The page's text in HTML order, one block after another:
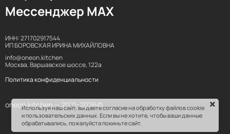
Мессенджер MAX
ИНН: 271702917544
ИП БОРОВСКАЯ ИРИНА МИХАЙЛОВНА
info@oneon.kitchen
Москва, Варшавское шоссе, 122а
Политика конфиденциальности
oneon.kitchen — 2021-2026©
Используя наш сайт, вы даете согласие на обработку файлов cookie
и пользовательских данных. Если вы не хотите, чтобы ваши данные
обрабатывались, пожалуйста покиньте сайт.